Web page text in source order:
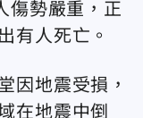
傷勢嚴重，正
有人死亡。
因地震受損，
在地震中倒